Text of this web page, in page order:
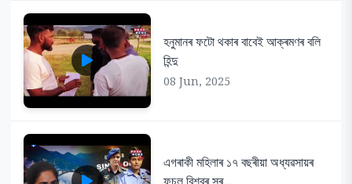
হনুমানৰ ফটো থকাৰ বাবেই আক্ৰমণৰ বলি
হিন্দু
08 Jun, 2025
এগৰাকী মহিলাৰ ১৭ বছৰীয়া অধ্যৱসায়ৰ
ফচল বিশ্বৰ সৰ্...